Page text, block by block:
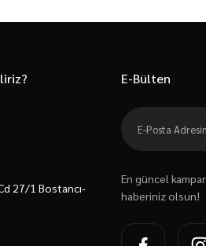
27/1 Bostancı-
E-Bülten
En güncel
haberiniz olsun!